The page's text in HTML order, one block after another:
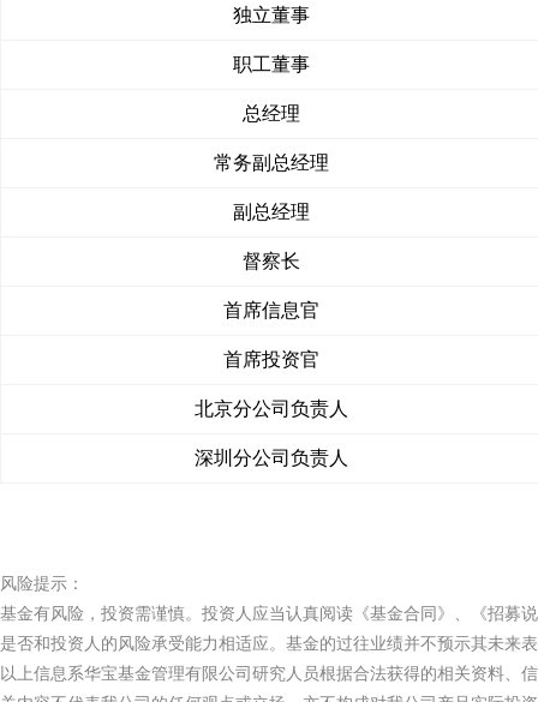
独立董事
职工董事
总经理
常务副总经理
副总经理
督察长
首席信息官
首席投资官
北京分公司负责人
深圳分公司负责人
风险提示：
基金有风险，投资需谨慎。投资人应当认真阅读《基金合同》、《招募
是否和投资人的风险承受能力相适应。基金的过往业绩并不预示其未来
以上信息系华宝基金管理有限公司研究人员根据合法获得的相关资料